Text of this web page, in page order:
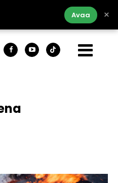
Avaa ×